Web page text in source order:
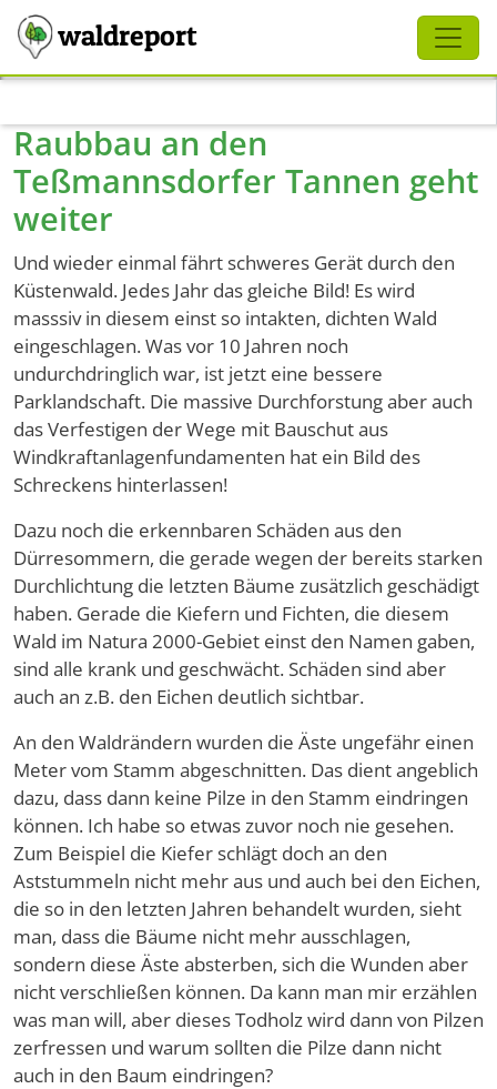
waldreport
Raubbau an den
Teßmannsdorfer Tannen geht
weiter
Und wieder einmal fährt schweres Gerät durch den
Küstenwald. Jedes Jahr das gleiche Bild! Es wird
masssiv in diesem einst so intakten, dichten Wald
eingeschlagen. Was vor 10 Jahren noch
undurchdringlich war, ist jetzt eine bessere
Parklandschaft. Die massive Durchforstung aber auch
das Verfestigen der Wege mit Bauschut aus
Windkraftanlagenfundamenten hat ein Bild des
Schreckens hinterlassen!
Dazu noch die erkennbaren Schäden aus den
Dürresommern, die gerade wegen der bereits starken
Durchlichtung die letzten Bäume zusätzlich geschädigt
haben. Gerade die Kiefern und Fichten, die diesem
Wald im Natura 2000-Gebiet einst den Namen gaben,
sind alle krank und geschwächt. Schäden sind aber
auch an z.B. den Eichen deutlich sichtbar.
An den Waldrändern wurden die Äste ungefähr einen
Meter vom Stamm abgeschnitten. Das dient angeblich
dazu, dass dann keine Pilze in den Stamm eindringen
können. Ich habe so etwas zuvor noch nie gesehen.
Zum Beispiel die Kiefer schlägt doch an den
Aststummeln nicht mehr aus und auch bei den Eichen,
die so in den letzten Jahren behandelt wurden, sieht
man, dass die Bäume nicht mehr ausschlagen,
sondern diese Äste absterben, sich die Wunden aber
nicht verschließen können. Da kann man mir erzählen
was man will, aber dieses Todholz wird dann von Pilzen
zerfressen und warum sollten die Pilze dann nicht
auch in den Baum eindringen?
Schliessen